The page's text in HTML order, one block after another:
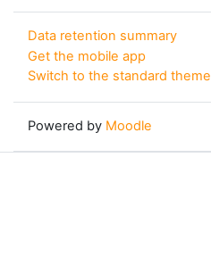
Data retention summary
Get the mobile app
Switch to the standard theme
Powered by Moodle